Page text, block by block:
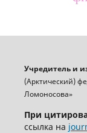
Учредитель и
(Арктический)
Ломоносова»
При
ссылка на